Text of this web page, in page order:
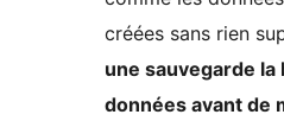
créées sans rien
une sauvegarde la
données avant de